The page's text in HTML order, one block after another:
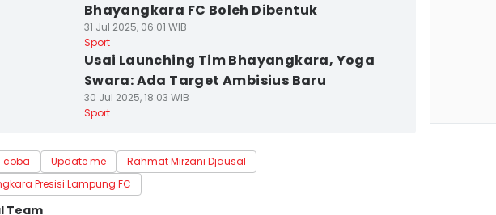
Bhayangkara FC Boleh Dibentuk
31 Jul 2025, 06:01 WIB
Sport
Usai Launching Tim Bhayangkara, Yoga
Swara: Ada Target Ambisius Baru
30 Jul 2025, 18:03 WIB
Sport
coba Update me
Rahmat Mirzani Djausal
Presisi Lampung FC
Team